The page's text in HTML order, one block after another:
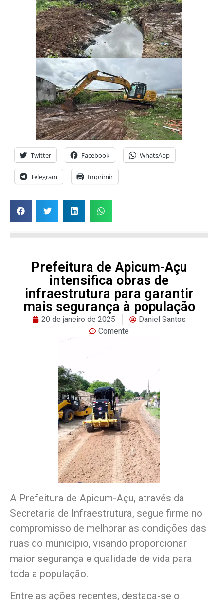
Twitter Facebook WhatsApp
Telegram Imprimir
Prefeitura de Apicum-Açu
intensifica obras de
infraestrutura para garantir
mais segurança à população
20 de janeiro de 2025
Daniel Santos
Comente
A Prefeitura de Apicum-Açu, através da
Secretaria de Infraestrutura, segue firme no
compromisso de melhorar as condições das
ruas do município, visando proporcionar
maior segurança e qualidade de vida para
toda a população.
Entre as ações recentes, destaca-se o